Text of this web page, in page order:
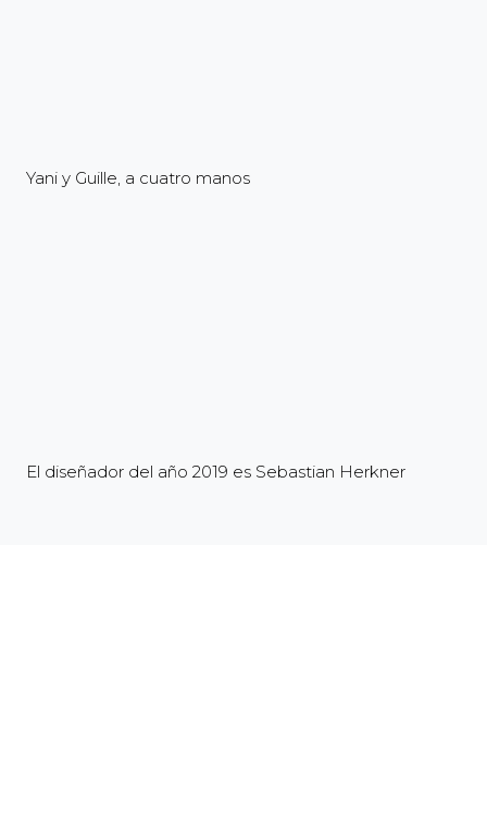
Yani y Guille, a cuatro manos
El diseñador del año 2019 es Sebastian Herkner